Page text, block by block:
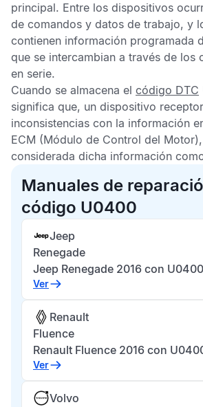
principal. Entre los dispositivos
de comandos y datos de trabajo, y
contienen información programada
que se intercambian a través de los
en serie.
Cuando se almacena el código DTC
significa que, un dispositivo
inconsistencias con la información
ECM (Módulo de Control del
considerada dicha información
Manuales de
código U0400
Jeep
Renegade
Jeep Renegade 2016 con U0400
Ver
Renault
Fluence
Renault Fluence 2016 con
Ver
Volvo